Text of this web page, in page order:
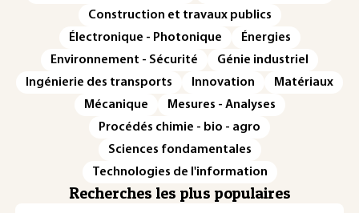
Construction et travaux publics
Électronique - Photonique
Énergies
Environnement - Sécurité
Génie industriel
Ingénierie des transports
Innovation
Matériaux
Mécanique
Mesures - Analyses
Procédés chimie - bio - agro
Sciences fondamentales
Technologies de l'information
Recherches les plus populaires